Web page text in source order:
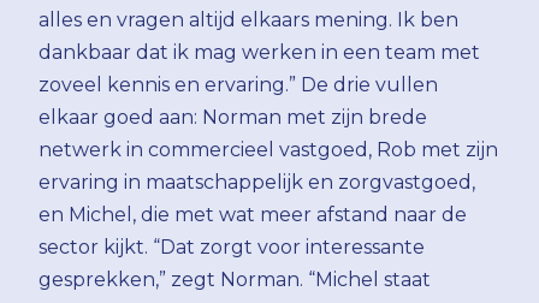
alles en vragen altijd elkaars mening. Ik ben
dankbaar dat ik mag werken in een team met
zoveel kennis en ervaring.” De drie vullen
elkaar goed aan: Norman met zijn brede
netwerk in commercieel vastgoed, Rob met zijn
ervaring in maatschappelijk en zorgvastgoed,
en Michel, die met wat meer afstand naar de
sector kijkt. “Dat zorgt voor interessante
gesprekken,” zegt Norman. “Michel staat